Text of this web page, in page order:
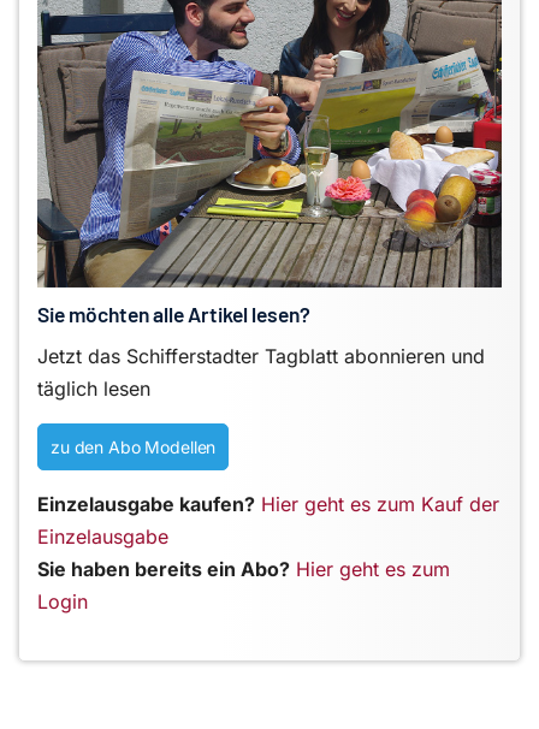
Sie möchten alle Artikel lesen?
Jetzt das Schifferstadter Tagblatt abonnieren und
täglich lesen
zu den Abo Modellen
Einzelausgabe kaufen? Hier geht es zum Kauf der
Einzelausgabe
Sie haben bereits ein Abo? Hier geht es zum
Login